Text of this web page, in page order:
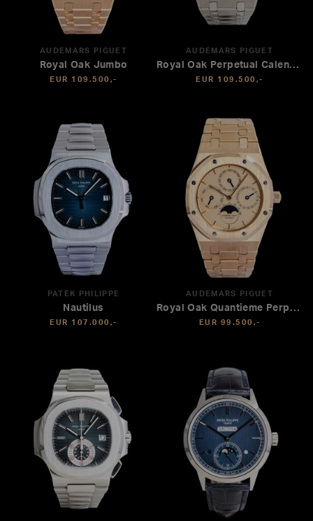
AUDEMARS PIGUET
Royal Oak Jumbo
EUR 109.500,-
AUDEMARS PIGUET
Royal Oak Perpetual Calendar
EUR 109.500,-
PATEK PHILIPPE
Nautilus
EUR 107.000,-
AUDEMARS PIGUET
Royal Oak Quantieme Perpetual
EUR 99.500,-